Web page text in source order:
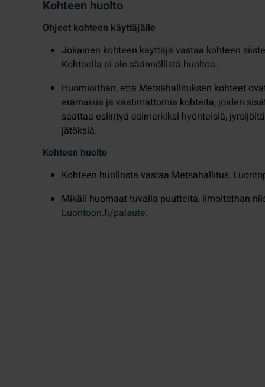
Kohteen huolto
Ohjeet kohteen käyttäjälle
Jokainen kohteen käyttäjä vastaa kohteen
Kohteella ei ole säännöllistä huoltoa.
Huomioithan, että Metsähallituksen kohteet
erämaisia ja vaatimattomia kohteita, joiden
saattaa esiintyä esimerkiksi hyönteisiä,
jätöksiä.
Kohteen huolto
Kohteen huollosta vastaa Metsähallitus,
Mikäli huomaat tuvalla puutteita, ilmoitathan
Luontoon.fi/palaute.